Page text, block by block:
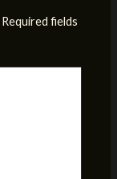
Required fields